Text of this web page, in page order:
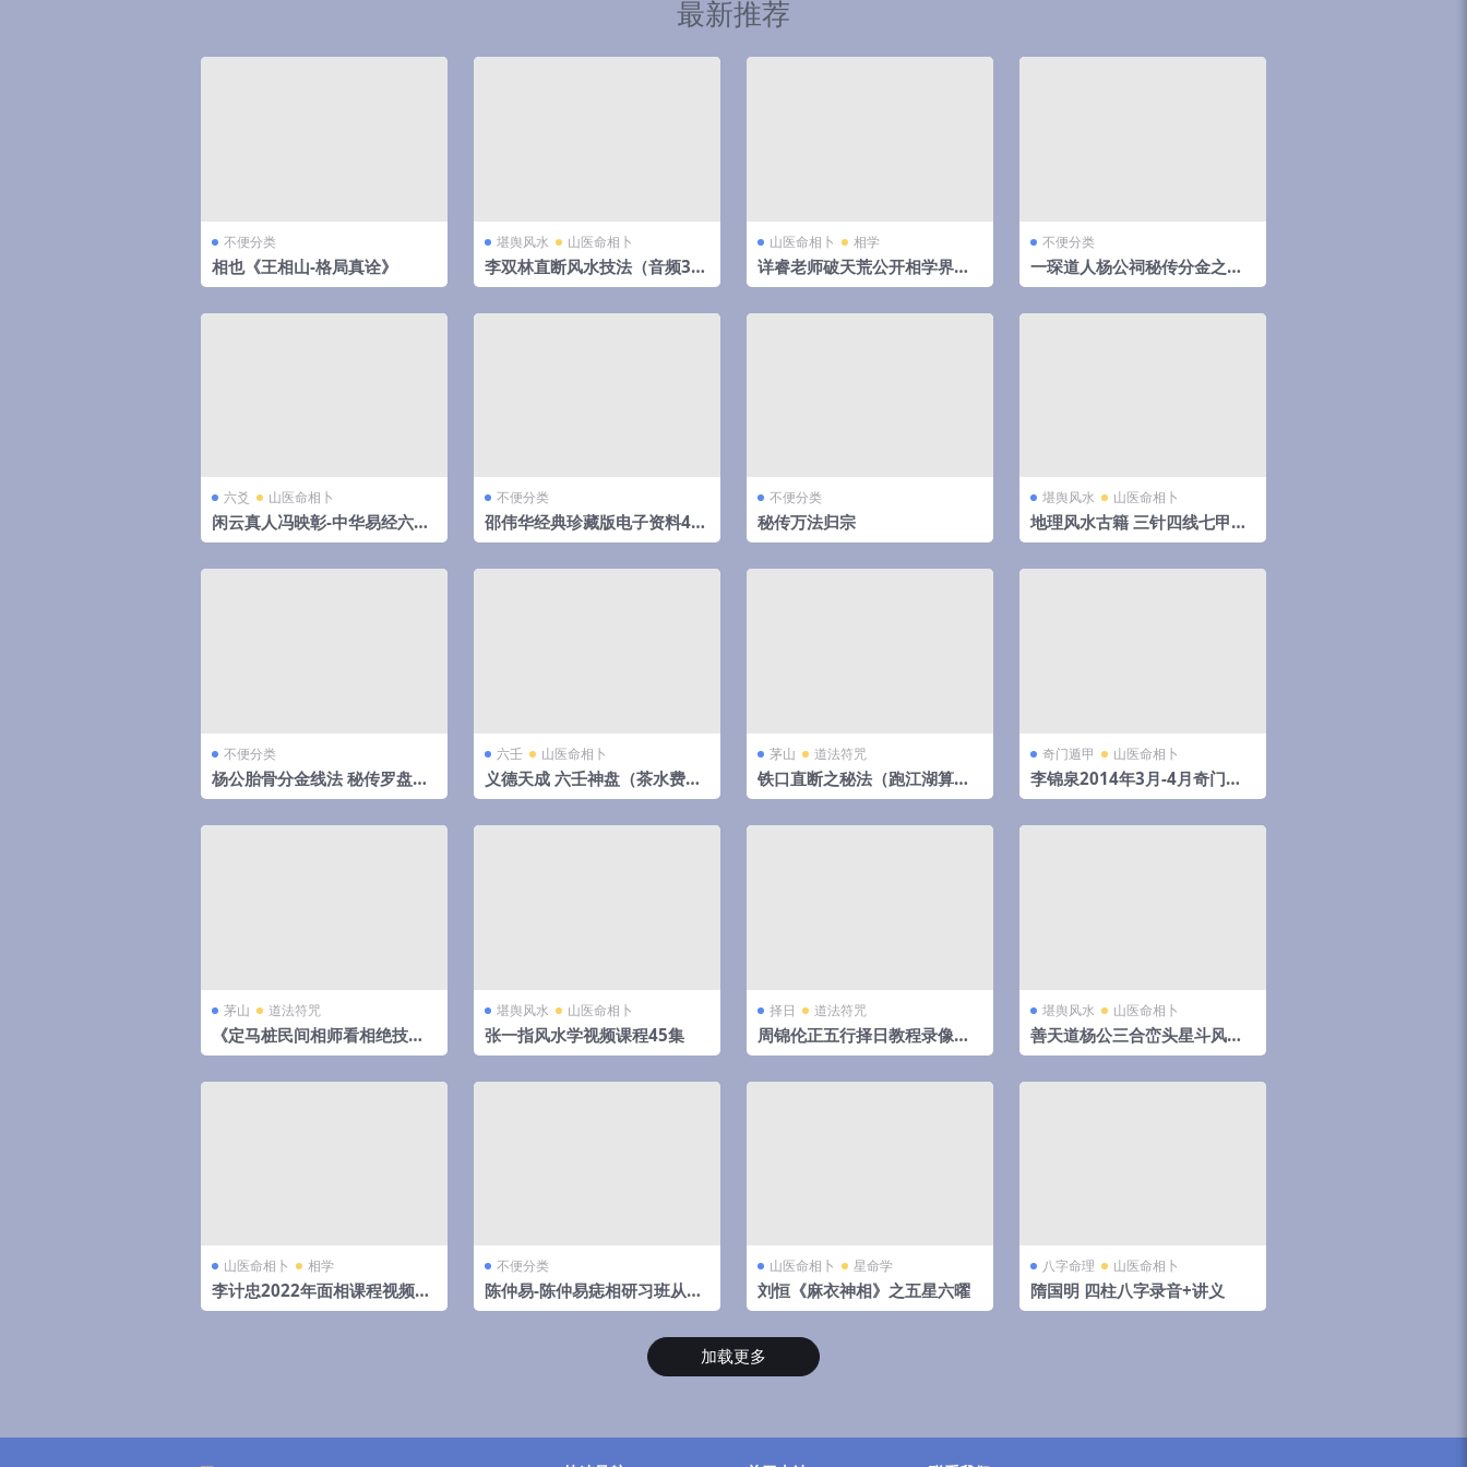
最新推荐
不便分类
相也《王相山-格局真诠》
堪舆风水 山医命相卜
李双林直断风水技法（音频31
集）
山医命相卜 相学
详睿老师破天荒公开相学界不
传之秘法
不便分类
一琛道人杨公祠秘传分金之胎
骨线法（高清晰版本）
六爻 山医命相卜
闲云真人冯映彰-中华易经六爻
实用预测技术讲义352页
不便分类
邵伟华经典珍藏版电子资料42
部
不便分类
秘传万法归宗
堪舆风水 山医命相卜
地理风水古籍 三针四线七甲子
分金线法（上下册全）
不便分类
杨公胎骨分金线法 秘传罗盘天
机妙决 唐荣著.27页pdf 百度云
六壬 山医命相卜
义德天成 六壬神盘（茶水费）
8集视频 百度云下载！
茅山 道法符咒
铁口直断之秘法（跑江湖算命
的民间秘法）
奇门遁甲 山医命相卜
李锦泉2014年3月-4月奇门遁
甲培训录音+教材pdf 移动网盘
茅山 道法符咒
《定马桩民间相师看相绝技秘
法》pdf 144页，手抄本,拍照
堪舆风水 山医命相卜
张一指风水学视频课程45集
择日 道法符咒
周锦伦正五行择日教程录像视
频62集65个视频（全网最全）
堪舆风水 山医命相卜
善天道杨公三合峦头星斗风水
直断视频共69集
山医命相卜 相学
李计忠2022年面相课程视频7
集+文档4个 百度云下载！
不便分类
陈仲易-陈仲易痣相研习班从痣
相看人生发展方向视频6集
山医命相卜 星命学
刘恒《麻衣神相》之五星六曜
八字命理 山医命相卜
隋国明 四柱八字录音+讲义
加载更多